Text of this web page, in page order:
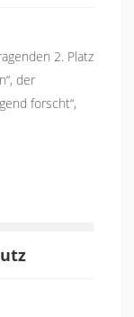
2. Platz
der
forscht“,